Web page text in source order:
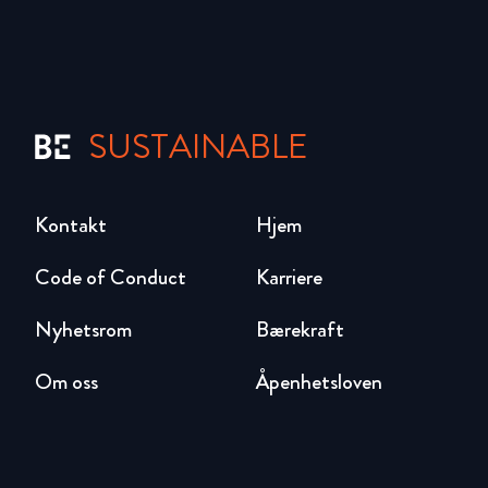
SUSTAINABLE
Hjem
Karriere
Bærekraft
Åpenhetsloven
Code of Conduct
Nyhetsrom
Om oss
Kontakt